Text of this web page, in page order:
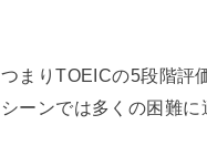
つまりTOEICの5段階評
シーンでは多くの困難に